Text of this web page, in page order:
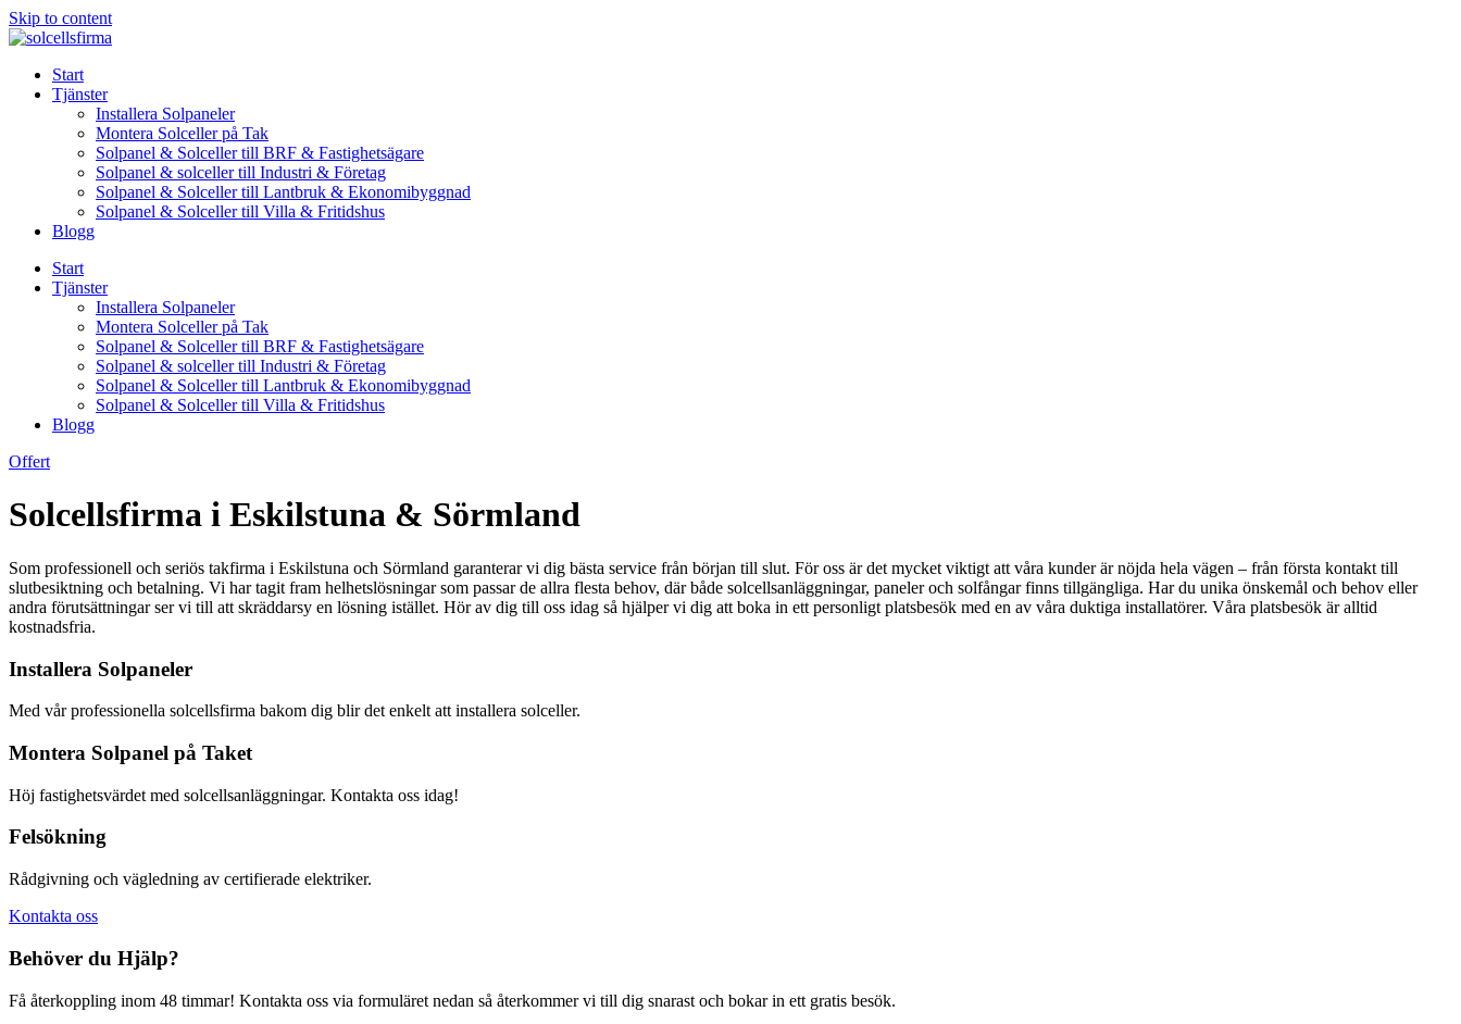
Skip to content
Start
Tjänster
Installera Solpaneler
Montera Solceller på Tak
Solpanel & Solceller till BRF & Fastighetsägare
Solpanel & solceller till Industri & Företag
Solpanel & Solceller till Lantbruk & Ekonomibyggnad
Solpanel & Solceller till Villa & Fritidshus
Blogg
Start
Tjänster
Installera Solpaneler
Montera Solceller på Tak
Solpanel & Solceller till BRF & Fastighetsägare
Solpanel & solceller till Industri & Företag
Solpanel & Solceller till Lantbruk & Ekonomibyggnad
Solpanel & Solceller till Villa & Fritidshus
Blogg
Offert
Solcellsfirma i Eskilstuna & Sörmland
Som professionell och seriös takfirma i Eskilstuna och Sörmland garanterar vi dig bästa service från början till slut. För oss är det mycket viktigt att våra kunder är nöjda hela vägen – från första kontakt till
slutbesiktning och betalning. Vi har tagit fram helhetslösningar som passar de allra flesta behov, där både solcellsanläggningar, paneler och solfångar finns tillgängliga. Har du unika önskemål och behov eller
andra förutsättningar ser vi till att skräddarsy en lösning istället. Hör av dig till oss idag så hjälper vi dig att boka in ett personligt platsbesök med en av våra duktiga installatörer. Våra platsbesök är alltid
kostnadsfria.
Installera Solpaneler
Med vår professionella solcellsfirma bakom dig blir det enkelt att installera solceller.
Montera Solpanel på Taket
Höj fastighetsvärdet med solcellsanläggningar. Kontakta oss idag!
Felsökning
Rådgivning och vägledning av certifierade elektriker.
Kontakta oss
Behöver du Hjälp?
Få återkoppling inom 48 timmar! Kontakta oss via formuläret nedan så återkommer vi till dig snarast och bokar in ett gratis besök.